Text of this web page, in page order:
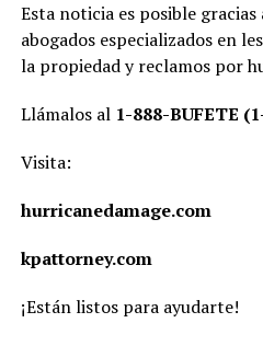
Esta noticia es posible
abogados especializados en
la propiedad y reclamos por
Llámalos al 1-888-BUFETE
Visita:
hurricanedamage.com
kpattorney.com
¡Están listos para ayudarte!